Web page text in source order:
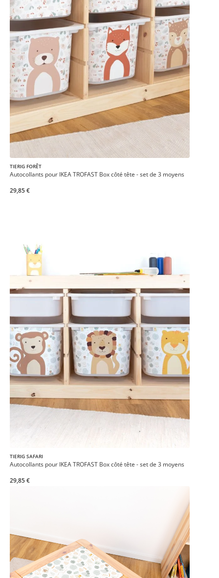
TIERIG FORÊT
Autocollants pour IKEA TROFAST Box côté tête - set de 3 moyens
29,85 €
TIERIG SAFARI
Autocollants pour IKEA TROFAST Box côté tête - set de 3 moyens
29,85 €